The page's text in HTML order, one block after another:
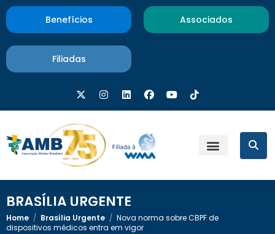
Benefícios Associados
Filiadas
BRASÍLIA URGENTE
Home / Brasília Urgente / Nova norma sobre CBPF de
dispositivos médicos entra em vigor